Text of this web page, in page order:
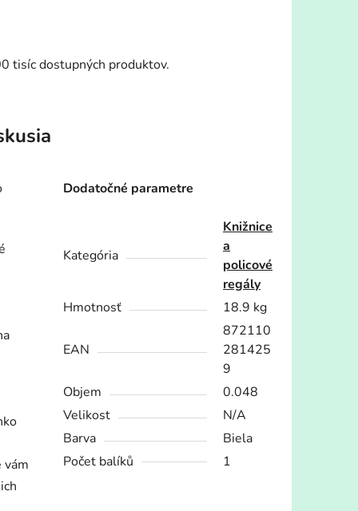
tisíc dostupných produktov.
vám
Dodatočné parametre
Kategória
Knižnice
a
policové
regály
Hmotnosť
18.9 kg
EAN
872110
281425
9
Objem
0.048
Velikost
N/A
Barva
Biela
Počet balíků
1